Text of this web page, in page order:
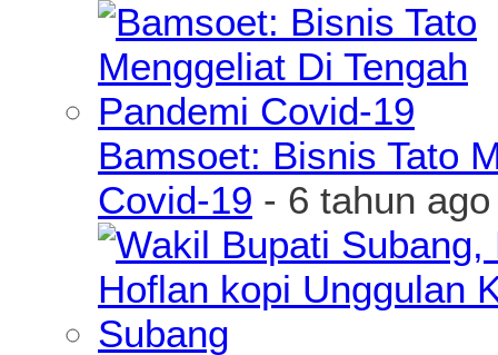
Bamsoet: Bisnis Tato
Covid-19 - 6 tahun ago